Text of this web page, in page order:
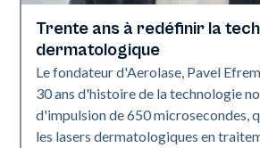
L'industrie
Trente ans à redéfinir la
dermatologique
Le fondateur d'Aerolase, Pavel
30 ans d'histoire de la technologie
d'impulsion de 650 microsecondes,
les lasers dermatologiques en